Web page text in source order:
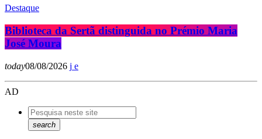
Destaque
Biblioteca da Sertã distinguida no Prémio Maria
José Moura
today08/08/2026
AD
search